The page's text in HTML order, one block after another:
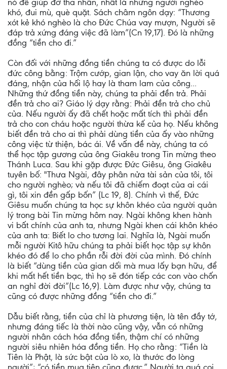
nó để giúp đỡ tha nhân, nhất là những người nghèo
khó, đui mù, què quặt. Sách châm ngôn dạy: “Thương
xót kẻ khó nghèo là cho Đức Chúa vay mượn, Người sẽ
đáp trả xứng đáng việc đã làm”(Cn 19,17). Đó là những
đồng “tiền cho đi.”
Còn đối với những đồng tiền chúng ta có được do lỗi
đức công bằng: Trộm cướp, gian lận, cho vay ăn lời quá
đáng, nhận của hối lộ hay là tham lam của công...
Những thứ đồng tiền này, chúng ta phải đền trả. Phải
đền trả cho ai? Giáo lý dạy rằng: Phải đền trả cho chủ
của. Nếu người ấy đã chết hoặc mất tích thì phải đền
trả cho con cháu hoặc người thừa kế của họ. Nếu không
biết đền trả cho ai thì phải dùng tiền của ấy vào những
công việc từ thiện, bác ái. Về vấn đề này, chúng ta có
thể học tập gương của ông Giakêu trong Tin mừng theo
Thánh Luca. Sau khi gặp được Đức Giêsu, ông Giakêu
tuyên bố: "Thưa Ngài, đây phân nửa tài sản của tôi, tôi
cho người nghèo; và nếu tôi đã chiếm đoạt của ai cái
gì, tôi xin đền gấp bốn” (Lc 19, 8). Chính vì thế, Đức
Giêsu muốn chúng ta học sự khôn khéo của người quản
lý trong bài Tin mừng hôm nay. Ngài không khen hành
vi bất chính của anh ta, nhưng Ngài khen cái khôn khéo
của anh ta: Biết lo cho tương lai. Nghĩa là, Ngài muốn
mỗi người Kitô hữu chúng ta phải biết học tập sự khôn
khéo đó để lo cho phần rỗi đời đời của mình. Đó chính
là biết “dùng tiền của gian dối mà mua lấy bạn hữu, để
khi mất hết tiền bạc, thì họ sẽ đón tiếp các con vào chốn
an nghỉ đời đời”(Lc 16,9). Làm được như vậy, chúng ta
cũng có được những đồng “tiền cho đi.”
Dẫu biết rằng, tiền của chỉ là phương tiện, là tên đầy tớ,
nhưng đáng tiếc là thời nào cũng vậy, vẫn có những
người nhân cách hóa đồng tiền, thậm chí có những
người siêu nhiên hóa đồng tiền. Họ cho rằng: “Tiền là
Tiên là Phật, là sức bật của lò xo, là thước đo lòng
người”; “có tiền mua tiên cũng được.” Người ta quá coi